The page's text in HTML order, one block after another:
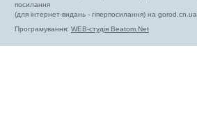
посилання
(для інтернет-видань - гіперпосилання) на gorod.cn.ua
Програмування: WEB-студія Beatom.Net